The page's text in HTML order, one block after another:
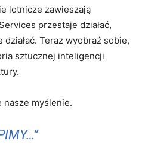
lotnicze zawieszają
przestaje działać,
Teraz wyobraź sobie,
sztucznej inteligencji
nasze myślenie.